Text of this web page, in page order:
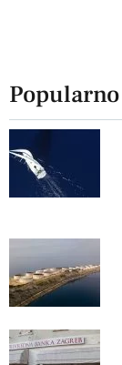
Popularno